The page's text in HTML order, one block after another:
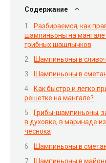
Содержание
Разбираемся, как
шампиньоны на мангале
грибных шашлычков
Шампиньоны в
Шампиньоны в
Как быстро и легко
решетке на мангале?
Грибы-шампиньоны,
в духовке, в маринаде
чеснока
Шампиньоны в
Шампиньоны в